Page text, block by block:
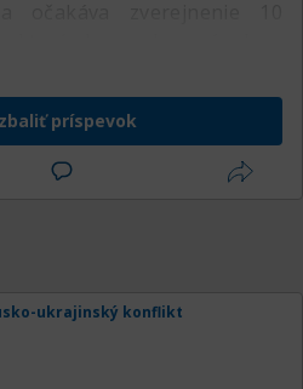
príspevok
ukrajinský konflikt